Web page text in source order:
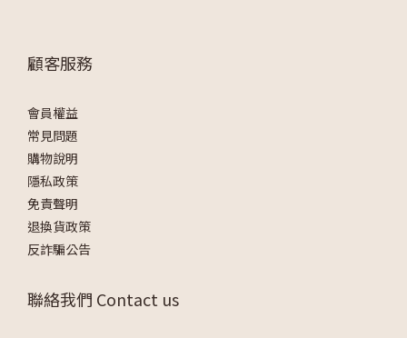
顧客服務
會員權益
常見問題
購物說明
隱私政策
免責聲明
退換貨政策
反詐騙公告
聯絡我們 Contact us